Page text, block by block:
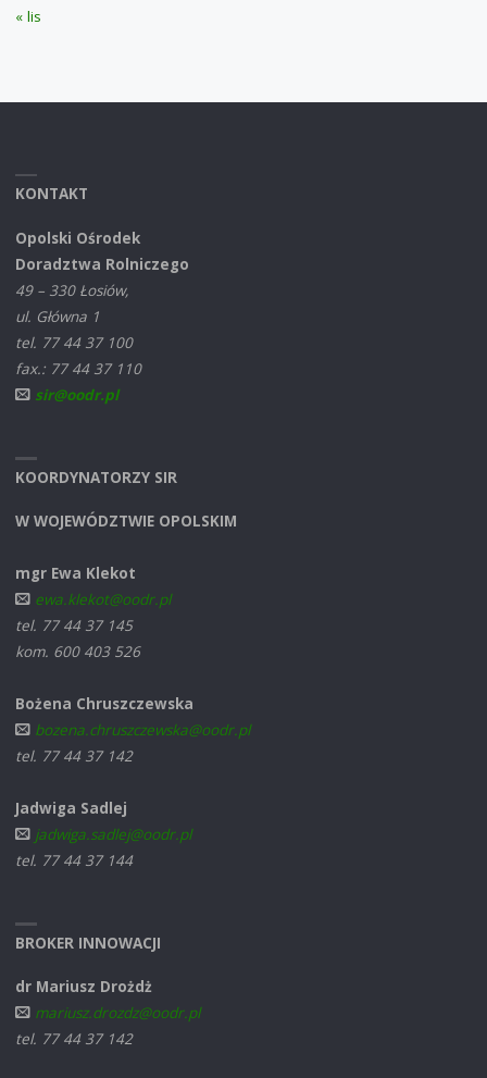
« lis
KONTAKT
Opolski Ośrodek
Doradztwa Rolniczego
49 – 330 Łosiów,
ul. Główna 1
tel. 77 44 37 100
fax.: 77 44 37 110
sir@oodr.pl
KOORDYNATORZY SIR
W WOJEWÓDZTWIE OPOLSKIM
mgr Ewa Klekot
ewa.klekot@oodr.pl
tel. 77 44 37 145
kom. 600 403 526
Bożena Chruszczewska
bozena.chruszczewska@oodr.pl
tel. 77 44 37 142
Jadwiga Sadlej
jadwiga.sadlej@oodr.pl
tel. 77 44 37 144
BROKER INNOWACJI
dr Mariusz Drożdż
mariusz.drozdz@oodr.pl
tel. 77 44 37 142